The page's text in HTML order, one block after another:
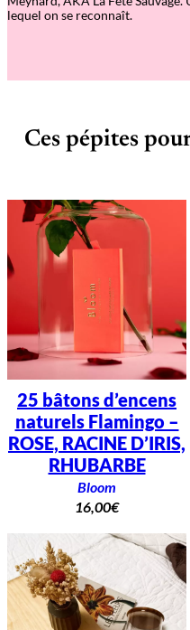
lequel on se reconnaît.
Ces pépites
25 bâtons d’encens
naturels Flamingo –
ROSE, RACINE D’IRIS,
RHUBARBE
Bloom
16,00€